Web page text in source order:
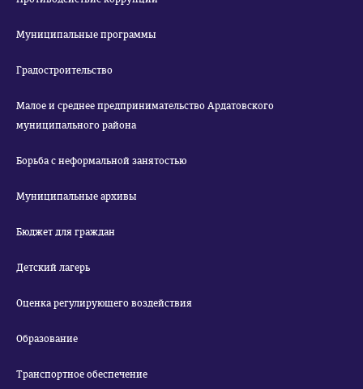
Муниципальные программы
Градостроительство
Малое и среднее предпринимательство Ардатовского
муниципального района
Борьба с неформальной занятостью
Муниципальные архивы
Бюджет для граждан
Детский лагерь
Оценка регулирующего воздействия
Образование
Транспортное обеспечение